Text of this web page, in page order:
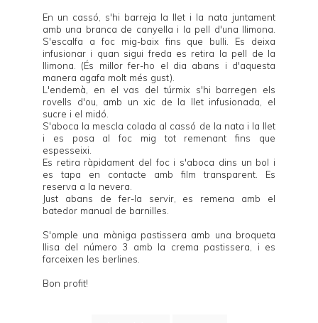
En un cassó, s'hi barreja la llet i la nata juntament
amb una branca de canyella i la pell d'una llimona.
S'escalfa a foc mig-baix fins que bulli. Es deixa
infusionar i quan sigui freda es retira la pell de la
llimona. (És millor fer-ho el dia abans i d'aquesta
manera agafa molt més gust).
L'endemà, en el vas del túrmix s'hi barregen els
rovells d'ou, amb un xic de la llet infusionada, el
sucre i el midó.
S'aboca la mescla colada al cassó de la nata i la llet
i es posa al foc mig tot remenant fins que
espesseixi.
Es retira ràpidament del foc i s'aboca dins un bol i
es tapa en contacte amb film transparent. Es
reserva a la nevera.
Just abans de fer-la servir, es remena amb el
batedor manual de barnilles.
S'omple una màniga pastissera amb una broqueta
llisa del número 3 amb la crema pastissera, i es
farceixen les berlines.
Bon profit!